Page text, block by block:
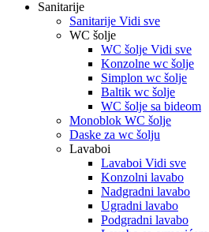
Sanitarije
Sanitarije Vidi sve
WC šolje
WC šolje Vidi sve
Konzolne wc šolje
Simplon wc šolje
Baltik wc šolje
WC šolje sa bideom
Monoblok WC šolje
Daske za wc šolju
Lavaboi
Lavaboi Vidi sve
Konzolni lavabo
Nadgradni lavabo
Ugradni lavabo
Podgradni lavabo